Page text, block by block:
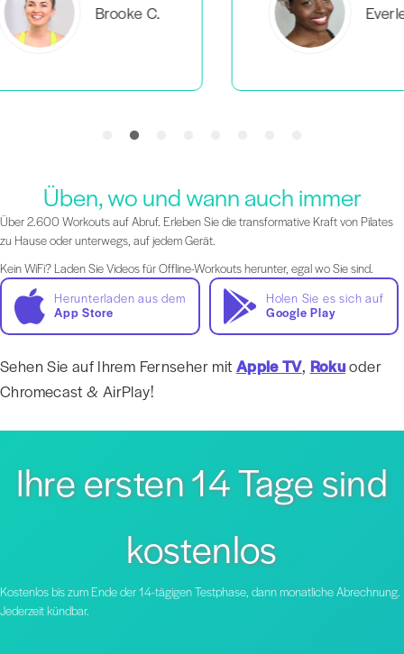
Everlea B.
Üben, wo und wann auch immer
Über 2.600 Workouts auf Abruf. Erleben Sie die transformative Kraft von Pilates
zu Hause oder unterwegs, auf jedem Gerät.
Kein WiFi? Laden Sie Videos für Offline-Workouts herunter, egal wo Sie sind.
Herunterladen aus dem
App Store
Holen Sie es sich auf
Google Play
Sehen Sie auf Ihrem Fernseher mit Apple TV, Rokuoder
Chromecast & AirPlay!
Ihre ersten 14 Tage sind
kostenlos
Kostenlos bis zum Ende der 14-tägigen Testphase, dann monatliche Abrechnung.
Jederzeit kündbar.